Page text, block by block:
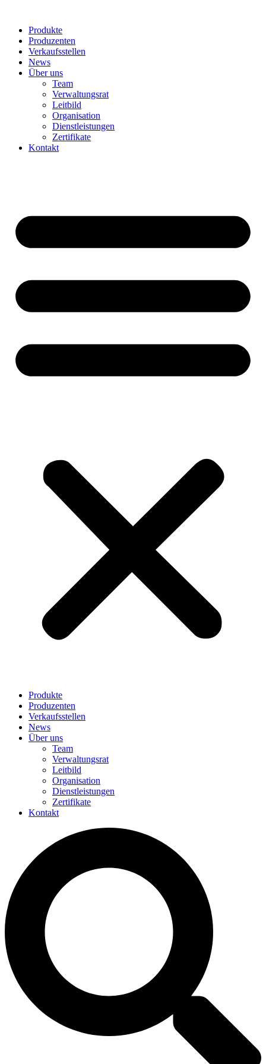
Produkte
Produzenten
Verkaufsstellen
News
Über uns
Team
Verwaltungsrat
Leitbild
Organisation
Dienstleistungen
Zertifikate
Kontakt
Produkte
Produzenten
Verkaufsstellen
News
Über uns
Team
Verwaltungsrat
Leitbild
Organisation
Dienstleistungen
Zertifikate
Kontakt